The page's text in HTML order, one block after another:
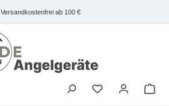
Versandkostenfrei ab 100 €